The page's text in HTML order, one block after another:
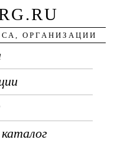
ОРГАНИЗАЦИИ